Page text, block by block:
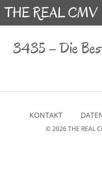
3435 – Die
KONTAKT
© 2026THE REAL